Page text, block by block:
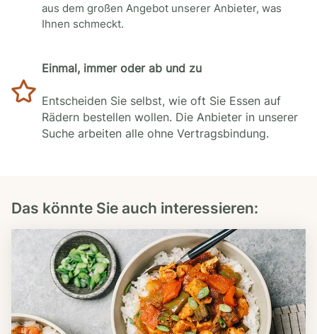
aus dem großen Angebot unserer Anbieter, was
Ihnen schmeckt.
Einmal, immer oder ab und zu
Entscheiden Sie selbst, wie oft Sie Essen auf
Rädern bestellen wollen. Die Anbieter in unserer
Suche arbeiten alle ohne Vertragsbindung.
Das könnte Sie auch interessieren: